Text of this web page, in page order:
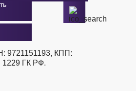
9721151193, КПП:
1229 ГК РФ.